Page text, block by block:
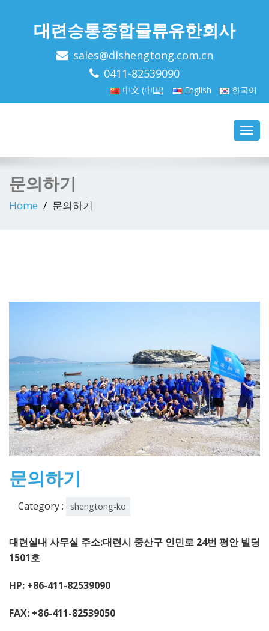
대련승통종합물류유한회사
sales@dlshengtong.com.cn
0411-82539090
中文 (中国) English 한국어
문의하기
Home 문의하기
문의하기
Category : shengtong-ko
대련실내 사무실 주소:대련시 중산구 인민로 24번 평안 빌딩
1501호
HP: +86-411-82539090
FAX: +86-411-82539050